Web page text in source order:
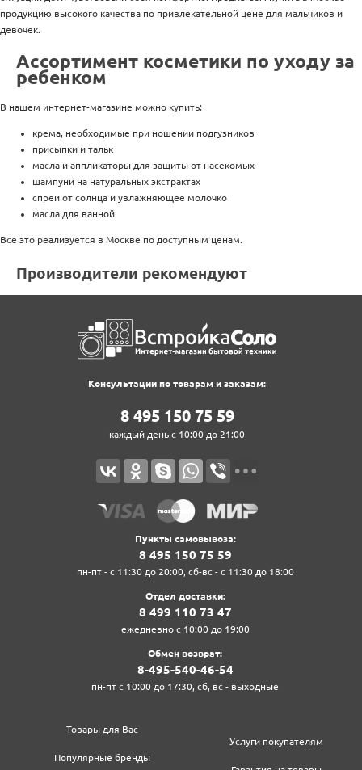
продукцию высокого качества по привлекательной цене для мальчиков и
девочек.
Ассортимент косметики по уходу за
ребенком
В нашем интернет-магазине можно купить:
крема, необходимые при ношении подгузников
присыпки и тальк
масла и аппликаторы для защиты от насекомых
шампуни на натуральных экстрактах
спреи от солнца и увлажняющее молочко
масла для ванной
Все это реализуется в Москве по доступным ценам.
Производители рекомендуют
Консультации по товарам и заказам:
8‍ 4‍9‍5‍ 1‍5‍0‍ 7‍5‍ 5‍9‍
каждый день с 10:00 до 21:00
Пункты самовывоза:
8‍ 4‍9‍5‍ 1‍5‍0‍ 7‍5‍ 5‍9‍
пн-пт - с 11:30 до 20:00, сб-вс - с 11:30 до 18:00
Отдел доставки:
8‍ 4‍9‍9‍ 1‍1‍0‍ 7‍3‍ 4‍7‍
ежедневно с 10:00 до 19:00
Обмен возврат:
8‍-4‍9‍5‍-5‍4‍0‍-4‍6‍-5‍4‍
пн-пт с 10:00 до 17:30, сб, вс - выходные
Товары для Вас
Популярные бренды
Услуги покупателям